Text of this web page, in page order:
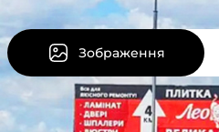
Зображення